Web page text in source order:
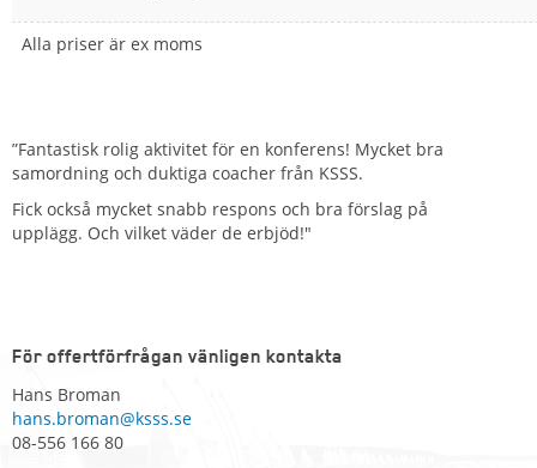
Alla priser är ex moms
”Fantastisk rolig aktivitet för en konferens! Mycket bra
samordning och duktiga coacher från KSSS.
Fick också mycket snabb respons och bra förslag på
upplägg. Och vilket väder de erbjöd!"
För offertförfrågan vänligen kontakta
Hans Broman
hans.broman@ksss.se
08-556 166 80